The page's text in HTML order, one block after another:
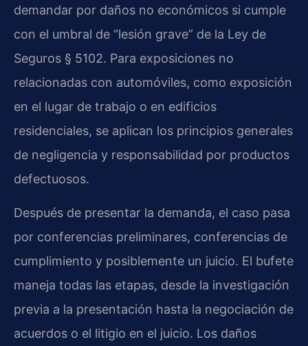
demandar por daños no económicos si cumple
con el umbral de “lesión grave” de la Ley de
Seguros § 5102. Para exposiciones no
relacionadas con automóviles, como exposición
en el lugar de trabajo o en edificios
residenciales, se aplican los principios generales
de negligencia y responsabilidad por productos
defectuosos.
Después de presentar la demanda, el caso pasa
por conferencias preliminares, conferencias de
cumplimiento y posiblemente un juicio. El bufete
maneja todas las etapas, desde la investigación
previa a la presentación hasta la negociación de
acuerdos o el litigio en el juicio. Los daños